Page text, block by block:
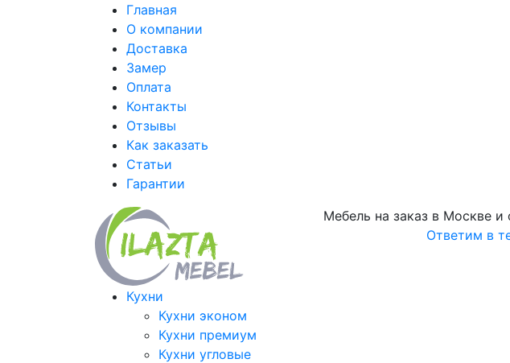
Главная
О компании
Доставка
Замер
Оплата
Контакты
Отзывы
Как заказать
Статьи
Гарантии
Мебель на заказ в Москве и
Ответим в
Кухни
Кухни эконом
Кухни премиум
Кухни угловые